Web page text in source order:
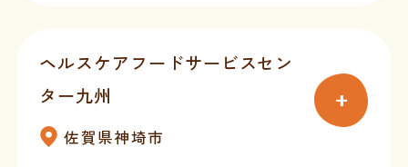
ヘルスケアフードサービスセン
ター九州
佐賀県神埼市